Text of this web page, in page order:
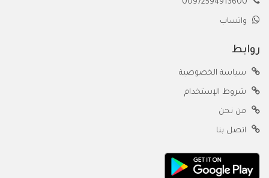
واتساب
روابط
سياسة الخصوصية
شروط الإستخدام
من نحن
اتصل بنا